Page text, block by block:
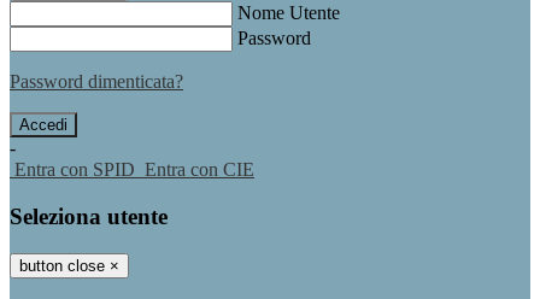
Nome Utente
Password
Password dimenticata?
-
Entra con SPID Entra con CIE
Seleziona utente
button close ×